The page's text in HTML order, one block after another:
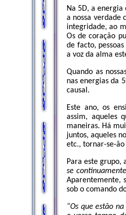
Na 5D, a
a nossa verdade
integridade, ao
Os de coração
de facto,
a voz da alma
Quando as
nas energias da
causal.
Este ano, os
assim, aqueles
maneiras. Há
juntos, aqueles
etc., tornar-se-
Para este grupo,
se
Aparentemente,
sob o comando
“Os que estão